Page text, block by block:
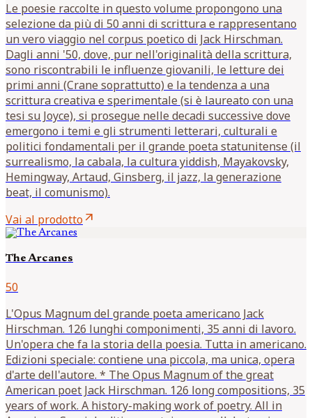
Le poesie raccolte in questo volume propongono una
selezione da più di 50 anni di scrittura e rappresentano
un vero viaggio nel corpus poetico di Jack Hirschman.
Dagli anni '50, dove, pur nell'originalità della scrittura,
sono riscontrabili le influenze giovanili, le letture dei
primi anni (Crane soprattutto) e la tendenza a una
scrittura creativa e sperimentale (si è laureato con una
tesi su Joyce), si prosegue nelle decadi successive dove
emergono i temi e gli strumenti letterari, culturali e
politici fondamentali per il grande poeta statunitense (il
surrealismo, la cabala, la cultura yiddish, Mayakovsky,
Hemingway, Artaud, Ginsberg, il jazz, la generazione
beat, il comunismo).
Vai al prodottoarrow_outward
The Arcanes
50
L'Opus Magnum del grande poeta americano Jack
Hirschman. 126 lunghi componimenti, 35 anni di lavoro.
Un'opera che fa la storia della poesia. Tutta in americano.
Edizioni speciale: contiene una piccola, ma unica, opera
d'arte dell'autore. * The Opus Magnum of the great
American poet Jack Hirschman. 126 long compositions, 35
years of work. A history-making work of poetry. All in